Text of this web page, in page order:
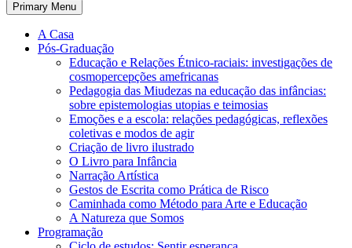
Primary Menu
A Casa
Pós-Graduação
Educação e Relações Étnico-raciais: investigações de
cosmopercepções amefricanas
Pedagogia das Miudezas na educação das infâncias:
sobre epistemologias utopias e teimosias
Emoções e a escola: relações pedagógicas, reflexões
coletivas e modos de agir
Criação de livro ilustrado
O Livro para Infância
Narração Artística
Gestos de Escrita como Prática de Risco
Caminhada como Método para Arte e Educação
A Natureza que Somos
Programação